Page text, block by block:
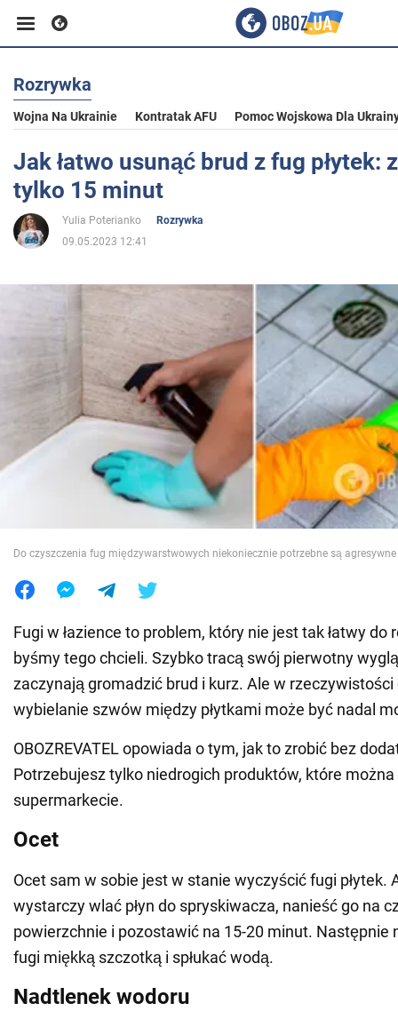
Biznes
Sport
Rozrywka
Społeczeństwo
Wojna na Ukrainie
Jedzenie
Rozrywka
Wojna Na Ukrainie Kontratak AFU Pomoc Wojskowa Dla
Jak łatwo usunąć brud z fug płytek:
tylko 15 minut
Yulia Poterianko
Rozrywka
09.05.2023 12:41
Do czyszczenia fug międzywarstwowych niekoniecznie potrzebne są
Fugi w łazience to problem, który nie jest tak łatwy do
byśmy tego chcieli. Szybko tracą swój pierwotny
zaczynają gromadzić brud i kurz. Ale w rzeczywistości
wybielanie szwów między płytkami może być nadal
OBOZREVATEL opowiada o tym, jak to zrobić bez
Potrzebujesz tylko niedrogich produktów, które
supermarkecie.
Ocet
Ocet sam w sobie jest w stanie wyczyścić fugi płytek.
wystarczy wlać płyn do spryskiwacza, nanieść go na
powierzchnie i pozostawić na 15-20 minut. Następnie
fugi miękką szczotką i spłukać wodą.
Nadtlenek wodoru